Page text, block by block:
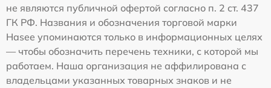
не являются публичной офертой согласно п. 2 ст. 437
ГК РФ. Названия и обозначения торговой марки
Hasee упоминаются только в информационных целях
— чтобы обозначить перечень техники, с которой мы
работаем. Наша организация не аффилирована с
владельцами указанных товарных знаков и не